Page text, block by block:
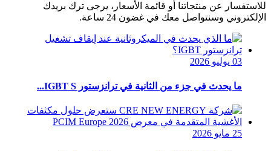
للاستفسار عن منتجاتنا أو قائمة الأسعار، يرجى ترك بريدك
الإلكتروني وسنتواصل معك في غضون 24 ساعة.
03 يوليو 2026
ما يحدث في جزء من الثانية في ترانزستور IGBT S...
25 مايو 2026